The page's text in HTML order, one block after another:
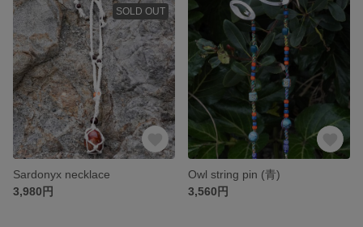
SOLD OUT
Sardonyx necklace
3,980円
Owl string pin (青)
3,560円